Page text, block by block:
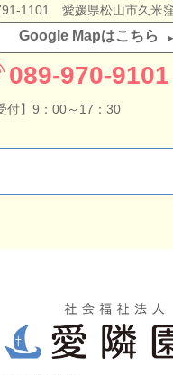
1101 愛媛県松山市久米
Google Mapはこちら
089-970-9101
付】9：00～17：30